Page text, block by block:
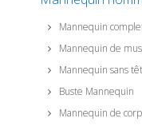
Mannequin
Mannequin de
Mannequin sans
Buste Mannequin
Mannequin de